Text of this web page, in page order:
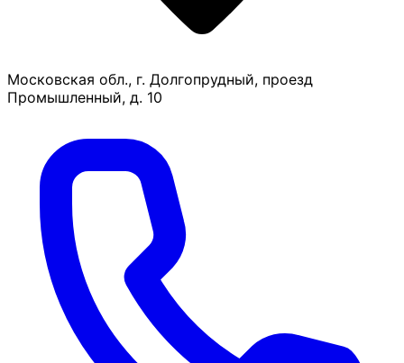
Московская обл., г. Долгопрудный, проезд
Промышленный, д. 10